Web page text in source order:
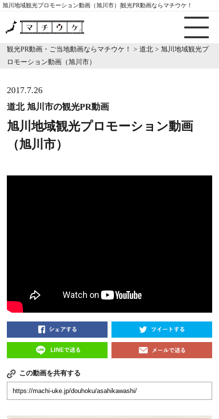
旭川地域観光プロモーション動画（旭川市）|観光PR動画ならマチウケ！
観光PR動画・ご当地動画ならマチウケ！ > 道北 > 旭川地域観光プ
ロモーション動画（旭川市）
2017.7.26
道北 旭川市の観光PR動画
旭川地域観光プロモーション動画
（旭川市）
この動画を共有する